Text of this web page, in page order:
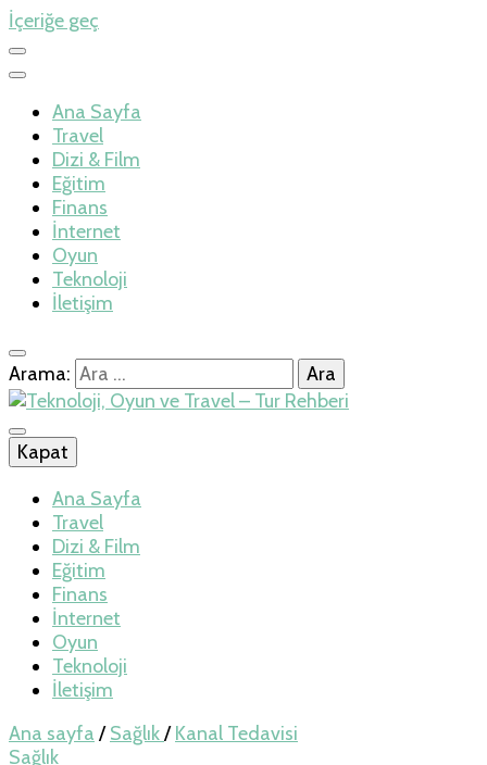
İçeriğe geç
Ana Sayfa
Travel
Dizi & Film
Eğitim
Finans
İnternet
Oyun
Teknoloji
İletişim
Arama:
Teknoloji, Oyun
ve Travel – Tur
Rehberi
İlkseviye
Kapat
Ana Sayfa
Travel
Dizi & Film
Eğitim
Finans
İnternet
Oyun
Teknoloji
İletişim
Ana sayfa / Sağlık/ Kanal Tedavisi
Sağlık